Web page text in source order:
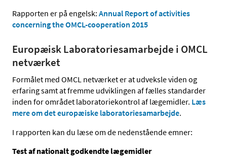
Rapporten er på engelsk: Annual Report of activities
concerning the OMCL-cooperation 2015
Europæisk Laboratoriesamarbejde i OMCL
netværket
Formålet med OMCL netværket er at udveksle viden og
erfaring samt at fremme udviklingen af fælles standarder
inden for området laboratoriekontrol af lægemidler. Læs
mere om det europæiske laboratoriesamarbejde.
I rapporten kan du læse om de nedenstående emner:
Test af nationalt godkendte lægemidler